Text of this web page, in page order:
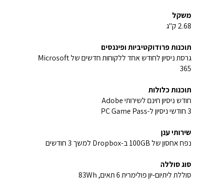
משקל
2.68 ק"ג
תוכנות פרודוקטיביות ופיננסים
גרסת ניסיון לחודש אחד ללקוחות חדשים של Microsoft
365‏
תוכנות כלולות
חודש ניסיון חינם לשירותי Adobe‏
3 חודשי ניסיון ל-PC Game Pass‏
שירותי ענן
נפח אחסון של ‎100GB ב-Dropbox למשך 3 חודשים
סוג סוללה
סוללת ליתיום-יון פולימרית 6 תאים, ‎83Wh‏